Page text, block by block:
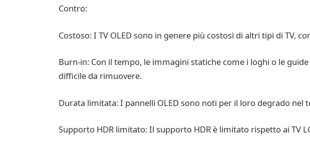
Contro:
Costoso: I TV OLED sono in genere più costosi di altri tipi di TV,
Burn-in: Con il tempo, le immagini statiche come i loghi o le
difficile da rimuovere.
Durata limitata: I pannelli OLED sono noti per il loro degrado
Supporto HDR limitato: Il supporto HDR è limitato rispetto ai TV